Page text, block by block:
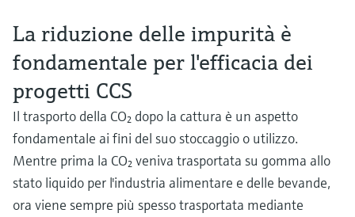
Accesso a Device Viewer
Trova informazioni e documentazione
specifiche sul prodotto
Trova i ricambi giusti
Trova i ricambi per codice prodotto, codice
ordine o numero di serie
Misura del livello tramite la misura
della pressione
Visualizza tutti
Visualizza tutti
modelli decisionali
La riduzione delle impurità è
fondamentale per l'efficacia dei
progetti CCS
Il trasporto della CO₂ dopo la cattura è un aspetto
fondamentale ai fini del suo stoccaggio o utilizzo.
Mentre prima la CO₂ veniva trasportata su gomma allo
stato liquido per l'industria alimentare e delle bevande,
ora viene sempre più spesso trasportata mediante